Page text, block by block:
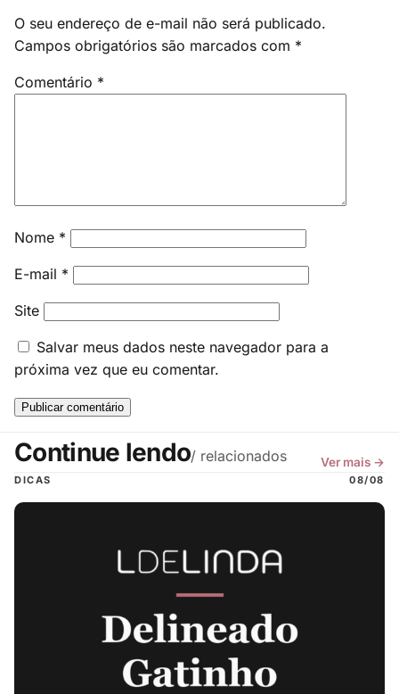
O seu endereço de e-mail não será publicado.
Campos obrigatórios são marcados com *
Comentário *
Nome *
E-mail *
Site
Salvar meus dados neste navegador para a
próxima vez que eu comentar.
Continue lendo/ relacionados Ver mais →
DICAS 08/08